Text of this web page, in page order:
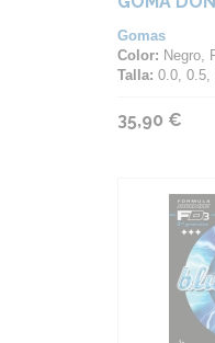
Gomas
Color: Negro,
Talla: 0.0, 0.5,
35,90 €